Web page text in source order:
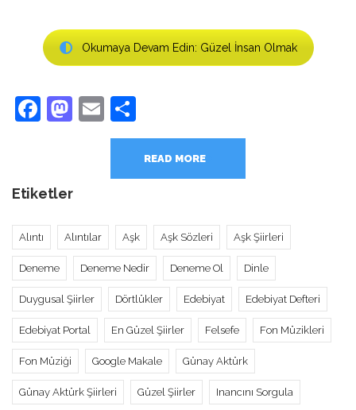
Okumaya Devam Edin: Güzel İnsan Olmak
Facebook
Mastodon
Email
READ MORE
Etiketler
Alıntı Alıntılar Aşk Aşk Sözleri Aşk Şiirleri
Deneme Deneme Nedir Deneme Ol Dinle
Duygusal Şiirler Dörtlükler Edebiyat Edebiyat Defteri
Edebiyat Portal En Güzel Şiirler Felsefe Fon Müzikleri
Fon Müziği Google Makale Günay Aktürk
Günay Aktürk Şiirleri Güzel Şiirler Inancını Sorgula